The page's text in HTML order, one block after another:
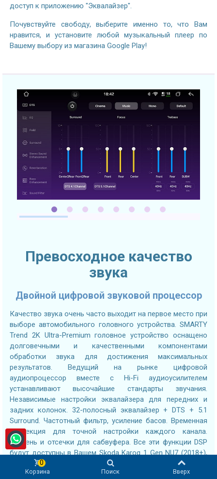
доступ к приложению "Эквалайзер".
Почувствуйте свободу, выберите именно то, что Вам
нравится, и установите любой музыкальный плеер по
Вашему выбору из магазина Google Play!
Превосходное качество
звука
Двойной цифровой звуковой процессор
Качество звука очень часто выходит на первое место при
выборе автомобильного головного устройства. SMARTY
Trend 2K Ultra-Premium головное устройство оснащено
долговечными и качественными компонентами
обработки звука для достижения максимальных
результатов. Ведущий на рынке цифровой
аудиопроцессор вместе с Hi-Fi аудиоусилителем
устанавливают высочайшие стандарты звучания.
Независимые настройки эквалайзера для передних и
задних колонок. 32-полосный эквалайзер + DTS + 5.1
Surround. Частотный фильтр, усиление басов. Временная
коррекция для точной настройки каждого канала.
Уровень и отсечки для сабвуфера. Все эти функции DSP
будут доступны в Вашем Skoda Karoq 1 Gen NU7 (2018+),
что поможет Вам настроить звук по своему вкусу.
Корзина
0
Поиск Вверх